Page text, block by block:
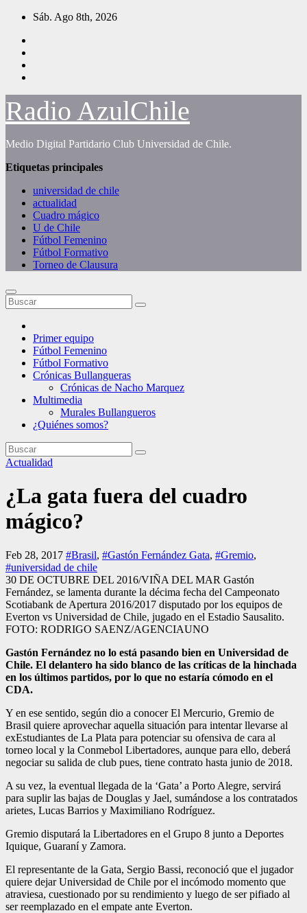
Saltar
contenido
Sáb. Ago 8th, 2026
Radio AzulChile
Medio Digital Partidario Club Universidad de Chile.
Etiquetas principales
universidad de chile
actualidad
Cuadro mágico
U de Chile
Fútbol Femenino
Fútbol Formativo
Torneo de Clausura
Primer equipo
Fútbol Femenino
Fútbol Formativo
Crónicas Bullangueras
Crónicas de Nacho Marquez
Multimedia
Murales Bullangueros
¿Quiénes somos?
Actualidad
¿La gata fuera del cuadro
mágico?
Feb 28, 2017 #Brasil, #Gastón Fernández Gata, #Gremio,
#universidad de chile
30 DE OCTUBRE DEL 2016/VIÑA DEL MAR Gastón
Fernández, se lamenta durante la décima fecha del Campeonato
Scotiabank de Apertura 2016/2017 disputado por los equipos de
Everton vs Universidad de Chile, jugado en el Estadio Sausalito.
FOTO: RODRIGO SAENZ/AGENCIAUNO
Gastón Fernández no lo está pasando bien en Universidad de
Chile. El delantero ha sido blanco de las críticas de la hinchada
en los últimos partidos, por lo que no estaría cómodo en el
CDA.
Y en ese sentido, según dio a conocer El Mercurio, Gremio de
Brasil quiere aprovechar aquella situación para intentar llevarse al
exEstudiantes de La Plata para potenciar su ofensiva de cara al
torneo local y la Conmebol Libertadores, aunque para ello, deberá
negociar su salida de club pues, tiene contrato hasta junio de 2018.
A su vez, la eventual llegada de la ‘Gata’ a Porto Alegre, servirá
para suplir las bajas de Douglas y Jael, sumándose a los contratados
arietes, Lucas Barrios y Maximiliano Rodríguez.
Gremio disputará la Libertadores en el Grupo 8 junto a Deportes
Iquique, Guaraní y Zamora.
El representante de la Gata, Sergio Bassi, reconoció que el jugador
quiere dejar Universidad de Chile por el incómodo momento que
atraviesa, cuestionado por su rendimiento y luego de ser pifiado al
ser reemplazado en el empate ante Everton.